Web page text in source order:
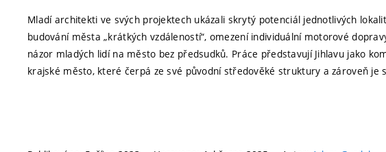
Mladí architekti ve svých projektech ukázali skrytý potenciál jednotlivých
budování města „krátkých vzdáleností“, omezení individuální motorové
názor mladých lidí na město bez předsudků. Práce představují Jihlavu jako
krajské město, které čerpá ze své původní středověké struktury a zároveň